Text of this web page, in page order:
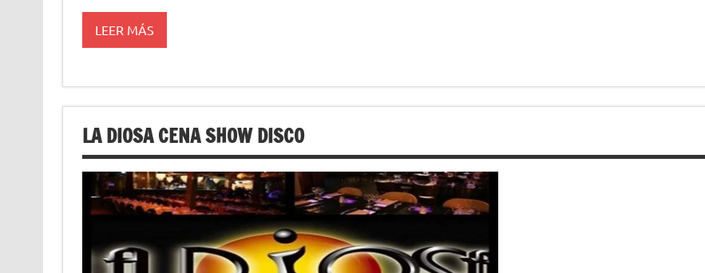
LEER MÁS
LA DIOSA CENA SHOW DISCO